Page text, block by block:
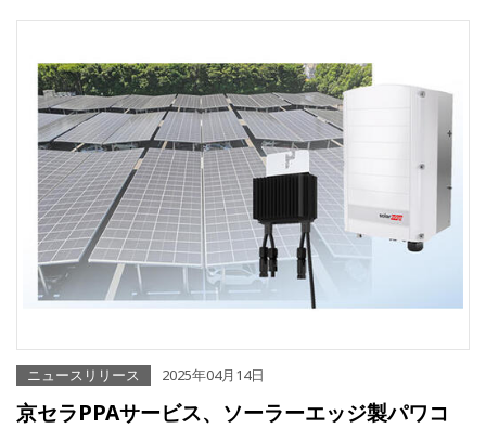
ニュースリリース 2025年04月14日
京セラPPAサービス、ソーラーエッジ製パワコ